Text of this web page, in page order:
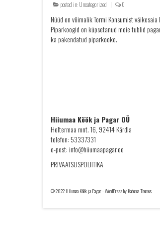
posted in:Uncategorized | 0
Nüüd on võimalik Tormi Konsumist
Piparkoogid on küpsetanud meie tublid
ka pakendatud piparkooke.
Hiiumaa Köök ja Pagar OÜ
Heltermaa mnt. 16, 92414 Kärdla
telefon: 53337331
e-post: info@hiiumaapagar.ee
PRIVAATSUSPOLIITIKA
© 2022 Hiiumaa Köök ja Pagar - WordPress by Kadence Themes